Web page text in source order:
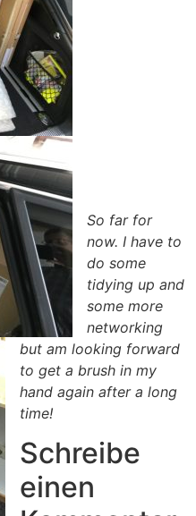
So far for
now. I have to
do some
tidying up and
some more
networking
but am looking forward
to get a brush in my
hand again after a long
time!
Schreibe
einen